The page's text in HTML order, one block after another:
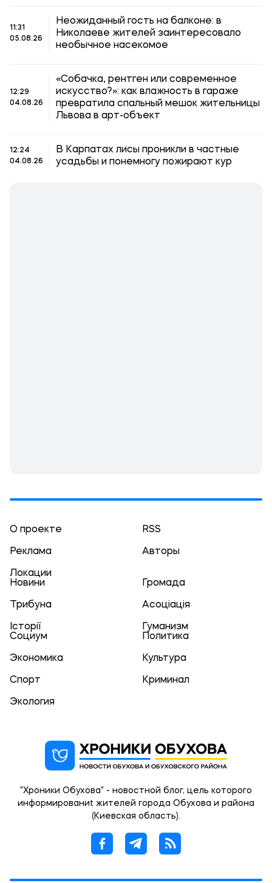
11:31
05.08.26
Неожиданный гость на балконе: в
Николаеве жителей заинтересовало
необычное насекомое
12:29
04.08.26
«Собачка, рентген или современное
искусство?»: как влажность в гараже
превратила спальный мешок жительницы
Львова в арт-объект
12:24
04.08.26
В Карпатах лисы проникли в частные
усадьбы и понемногу пожирают кур
О проекте RSS
Реклама Авторы
Локации
Новини
Громада
Трибуна Асоціація
Історії
Гуманизм
Социум
Политика
Экономика Культура
Спорт Криминал
Экология
"Хроники Обухова" - новостной блог, цель которого
информированиt жителей города Обухова и района
(Киевская область).